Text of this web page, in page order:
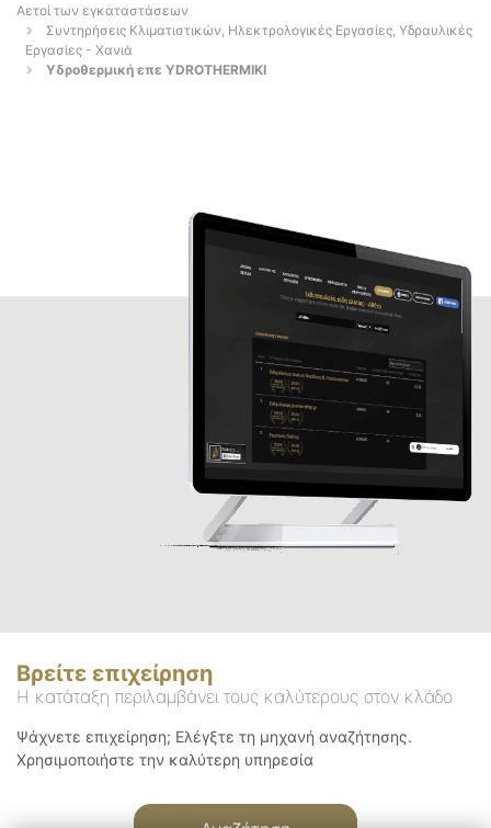
Αετοί των εγκαταστάσεων
Συντηρήσεις Κλιματιστικών, Ηλεκτρολογικές Εργασίες, Υδραυλικές
Εργασίες - Χανιά
Υδροθερμική επε YDROTHERMIKI
Βρείτε επιχείρηση
Η κατάταξη περιλαμβάνει τους καλύτερους στον κλάδο
Ψάχνετε επιχείρηση; Ελέγξτε τη μηχανή αναζήτησης.
Χρησιμοποιήστε την καλύτερη υπηρεσία